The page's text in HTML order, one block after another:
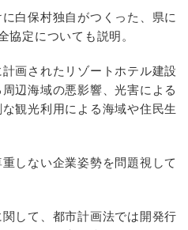
白保村独自がつくった、県に
協定についても説明。
画されたリゾートホテル建設
辺海域の悪影響、光害による
観光利用による海域や住民生
しない企業姿勢を問題視して
して、都市計画法では開発行